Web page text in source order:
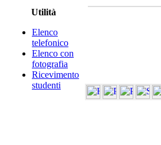
Utilità
Elenco
telefonico
Elenco con
fotografia
Ricevimento
studenti